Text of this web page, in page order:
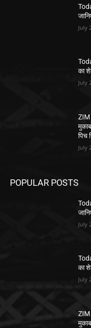
July
का
July
पिच
July
POPULAR POSTS
July
का
July